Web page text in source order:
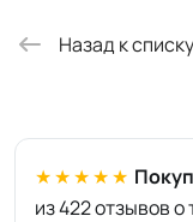
Назад к списку
★★★★★
из 422 отзывов о